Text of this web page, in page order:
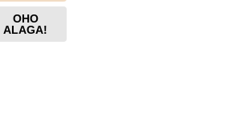
OHO
ALAGA!